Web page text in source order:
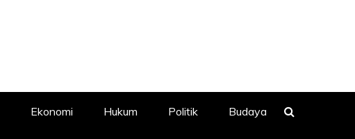
Ekonomi Hukum Politik Budaya